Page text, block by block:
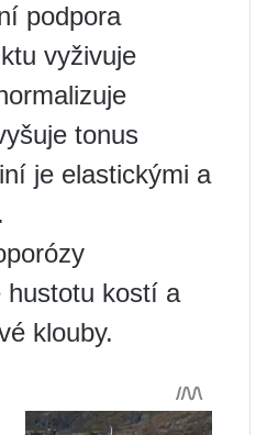
podpora
vyživuje
tonus
je elastickými a
hustotu kostí a
klouby.